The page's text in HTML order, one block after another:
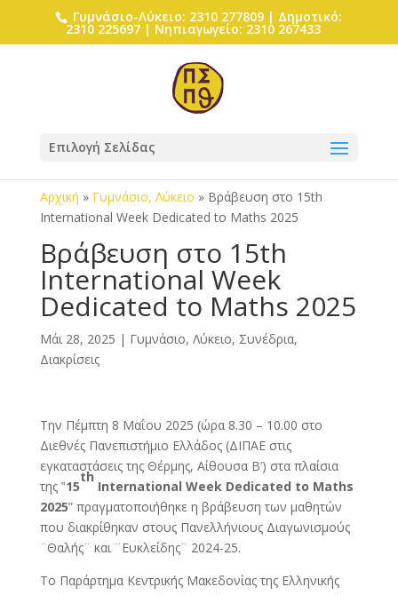
Γυμνάσιο-Λύκειο: 2310 277809 | Δημοτικό:
2310 225697 | Νηπιαγωγείο: 2310 267433
Επιλογή Σελίδας
Αρχική » Γυμνάσιο, Λύκειο » Βράβευση στο 15th
International Week Dedicated to Maths 2025
Βράβευση στο 15th
International Week
Dedicated to Maths 2025
Μάι 28, 2025 | Γυμνάσιο, Λύκειο, Συνέδρια,
Διακρίσεις
Την Πέμπτη 8 Μαΐου 2025 (ώρα 8.30 – 10.00 στο
Διεθνές Πανεπιστήμιο Ελλάδος (ΔΙΠΑΕ στις
εγκαταστάσεις της Θέρμης, Αίθουσα Β’) στα πλαίσια
της ‟15
th
International Week Dedicated to Maths
2025” πραγματοποιήθηκε η βράβευση των μαθητών
που διακρίθηκαν στους Πανελλήνιους Διαγωνισμούς
¨Θαλής¨ και ¨Ευκλείδης¨ 2024-25.
Το Παράρτημα Κεντρικής Μακεδονίας της Ελληνικής